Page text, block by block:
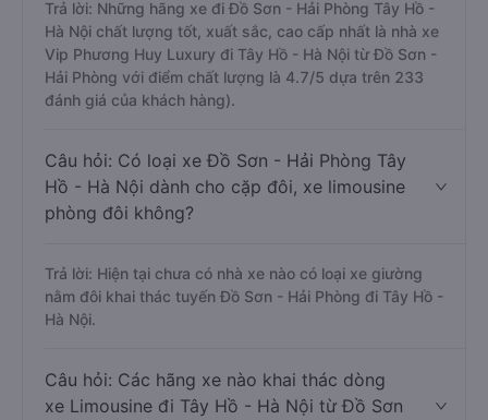
Trả lời: Những hãng xe đi Đồ Sơn - Hải Phòng Tây Hồ -
Hà Nội chất lượng tốt, xuất sắc, cao cấp nhất là nhà xe
Vip Phương Huy Luxury đi Tây Hồ - Hà Nội từ Đồ Sơn -
Hải Phòng với điểm chất lượng là 4.7/5 dựa trên 233
đánh giá của khách hàng).
Câu hỏi: Có loại xe Đồ Sơn - Hải Phòng Tây
Hồ - Hà Nội dành cho cặp đôi, xe limousine
phòng đôi không?
Trả lời: Hiện tại chưa có nhà xe nào có loại xe giường
nằm đôi khai thác tuyến Đồ Sơn - Hải Phòng đi Tây Hồ -
Hà Nội.
Câu hỏi: Các hãng xe nào khai thác dòng
xe Limousine đi Tây Hồ - Hà Nội từ Đồ Sơn